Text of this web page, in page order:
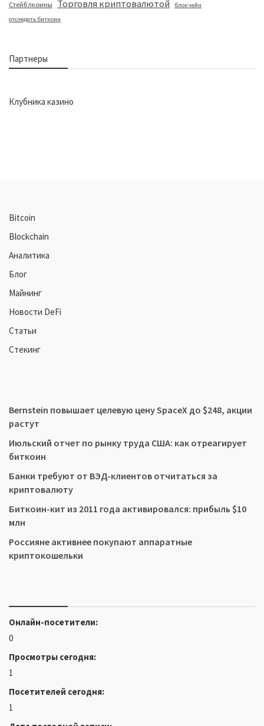
Стейблкоины Торговля криптовалютой
блокчейн
отследить биткоин
Партнеры
Клубника казино
Bitcoin
Blockchain
Аналитика
Блог
Майнинг
Новости DeFi
Статьи
Стекинг
Bernstein повышает целевую цену SpaceX до $248, акции
растут
Июльский отчет по рынку труда США: как отреагирует
биткоин
Банки требуют от ВЭД-клиентов отчитаться за
криптовалюту
Биткоин-кит из 2011 года активировался: прибыль $10
млн
Россияне активнее покупают аппаратные
криптокошельки
Онлайн-посетители:
0
Просмотры сегодня:
1
Посетителей сегодня:
1